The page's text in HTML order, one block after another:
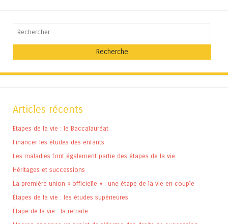
Recherche
Articles récents
Etapes de la vie : le Baccalauréat
Financer les études des enfants
Les maladies font également partie des étapes de la vie
Héritages et successions
La première union « officielle » : une étape de la vie en couple
Étapes de la vie : les études supérieures
Étape de la vie : la retraite